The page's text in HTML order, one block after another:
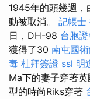
1945年的頭幾週
動被取消。 記帳士
日，DH-98 台胞
獲得了30 南屯國
毒 杜拜簽證 ssl 明
Ma下的妻子穿著
型的時尚Riks穿著